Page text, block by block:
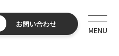
お問い合わせ